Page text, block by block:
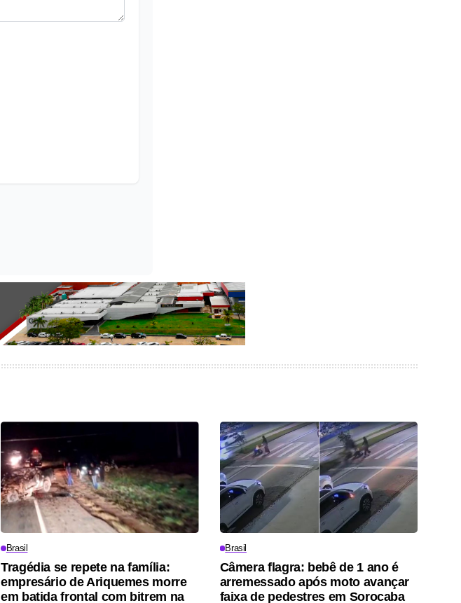
Brasil
Tragédia se repete na família:
empresário de Ariquemes morre
em batida frontal com bitrem na
Brasil
Câmera flagra: bebê de 1 ano é
arremessado após moto avançar
faixa de pedestres em Sorocaba